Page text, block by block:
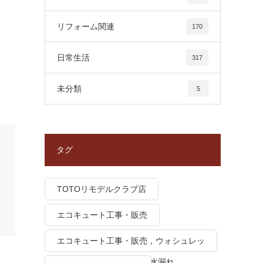
リフォーム関連 170
日常生活 317
未分類 5
タグ
TOTOリモデルクラブ店
エコキュート工事・販売
エコキュート工事・販売，ウォシュレッ